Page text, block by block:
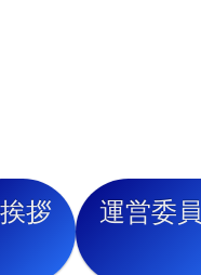
拶 運営委